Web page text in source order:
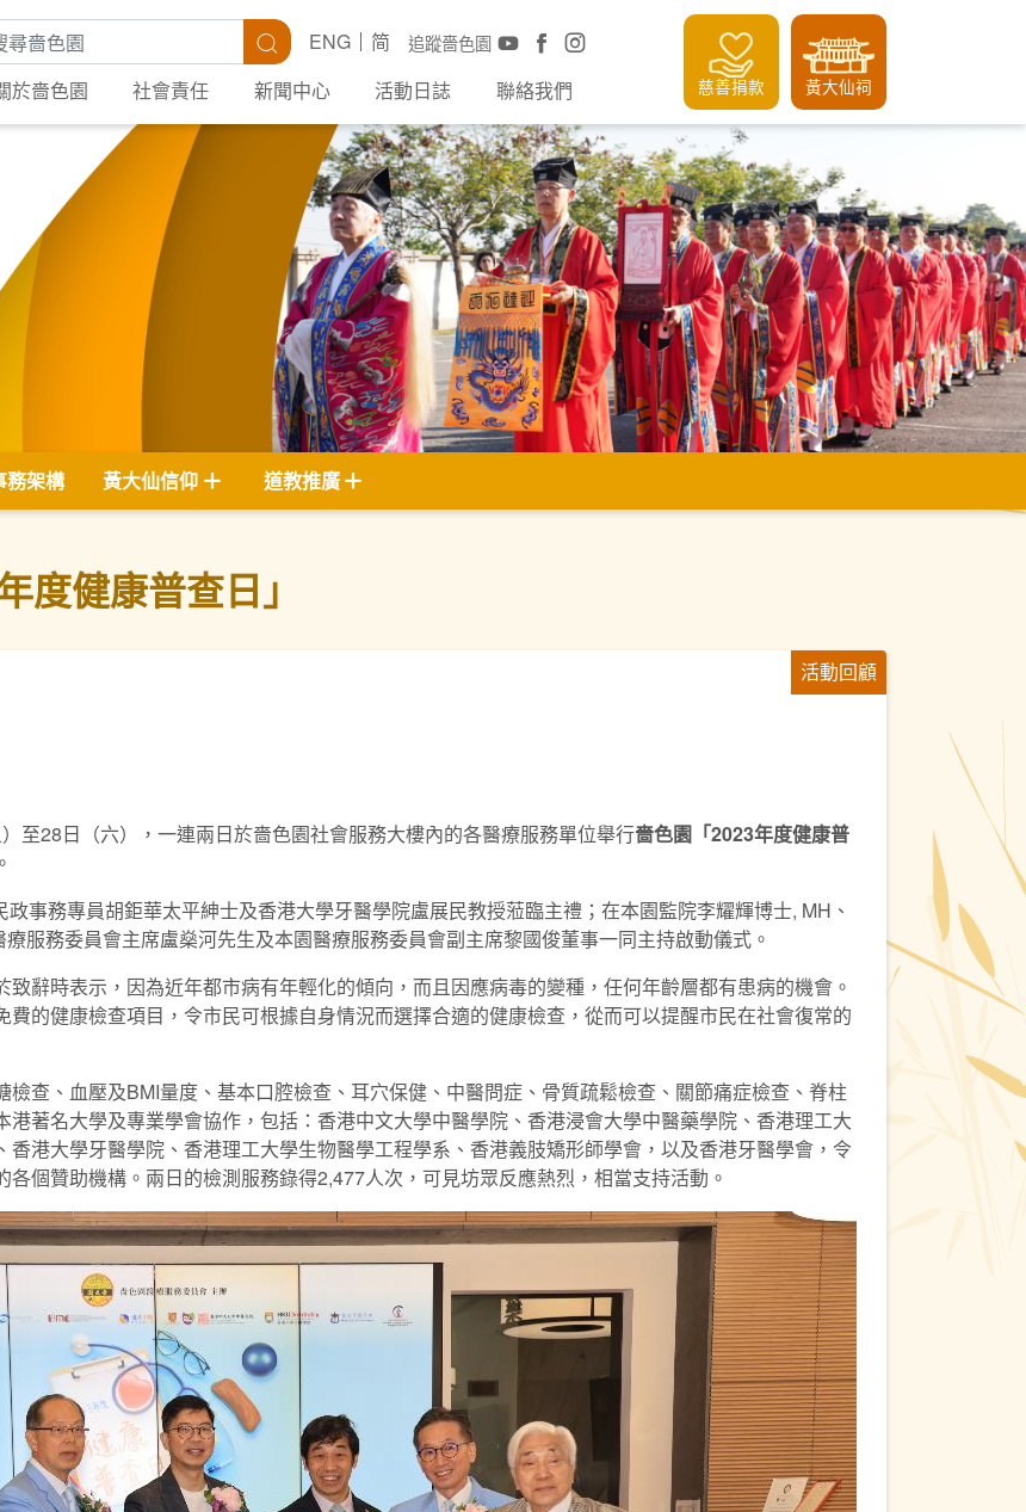
關鍵字 搜尋 追蹤嗇色園
ENG
简
於嗇色園
社會責任 新聞中心 活動日誌 聯絡我們 慈善捐款 黃大仙祠
務架構 黃大仙信仰 道教推廣
度健康普查日」
活動回顧
至28日（六），一連兩日於嗇色園社會服務大樓內的各醫療服務單位舉行嗇色園 「2023年度健康普
事務專員胡鉅華太平紳士及香港大學牙醫學院盧展民教授蒞臨主禮；在本園監院李耀輝博士, MH、
服務委員會主席盧燊河先生及本園醫療服務委員會副主席黎國俊董事一同主持啟動儀式。
辭時表示，因為近年都市病有年輕化的傾向，而且因應病毒的變種，任何年齡層都有患病的機會。
的健康檢查項目，令市民可根據自身情況而選擇合適的健康檢查，從而可以提醒市民在社會復常的
查、血壓及BMI量度、基本口腔檢查、耳穴保健、中醫問症、骨質疏鬆檢查、關節痛症檢查、脊柱
著名大學及專業學會協作，包括：香港中文大學中醫學院、香港浸會大學中醫藥學院、香港理工大
港大學牙醫學院、香港理工大學生物醫學工程學系、香港義肢矯形師學會，以及香港牙醫學會，令
個贊助機構。兩日的檢測服務錄得2,477人次，可見坊眾反應熱烈，相當支持活動。